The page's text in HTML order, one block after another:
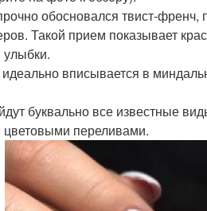
обосновался твист-
Такой прием показывает
идеально вписывается в
буквально все известные
цветовыми переливами.